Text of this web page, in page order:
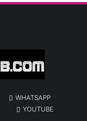
WHATSAPP
YOUTUBE